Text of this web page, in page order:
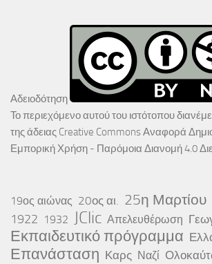
Αδειοδότηση
Το περιεχόμενο αυτού του ιστότοπου
της άδειας Creative Commons Αναφορά
Εμπορική Χρήση - Παρόμοια Διανομή 4.0
19ος αιώνας 20ος αι. 25η Μαρτίου
1922 1932 JClic Απελευθέρωση
Εκπαιδευτικό πρόγραμμα
Επανάσταση Καρς Ναζί